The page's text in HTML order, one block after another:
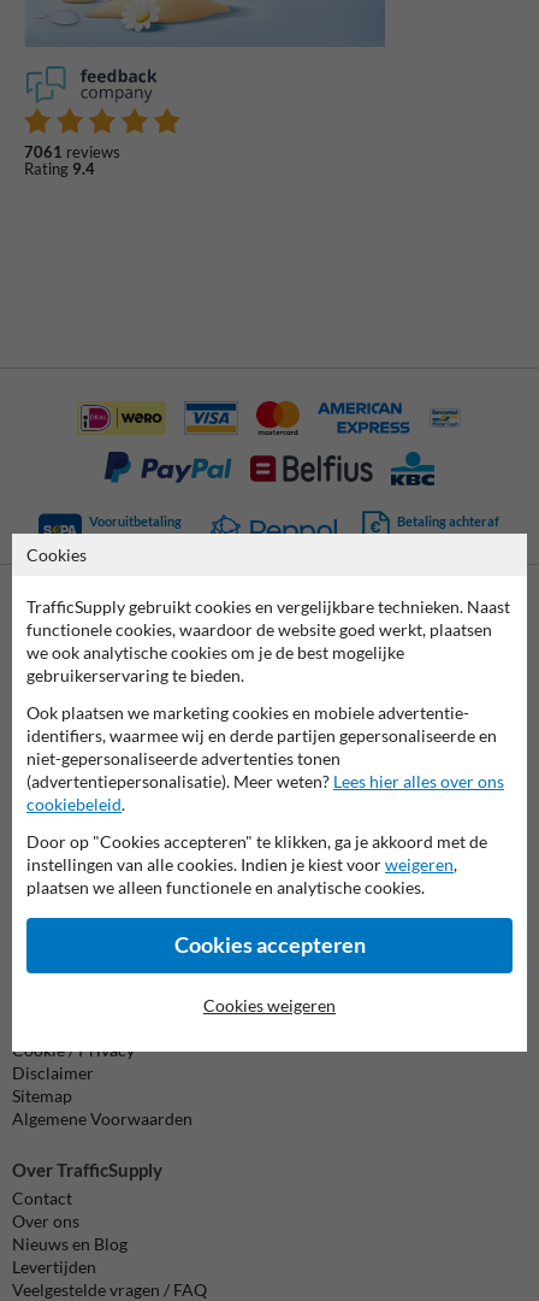
7061 reviews
Rating 9.4
Vooruitbetaling
per bank
Betaling achteraf
is mogelijk
Neem contact op met onze productspecialist
Matthias!
We zijn vandaag tot 17.00 telefonisch bereikbaar voor
011 495 473 bereikbaar tot 17.00
Chat met ons
info@trafficsupply.be
Cookie / Privacy
Disclaimer
Sitemap
Algemene Voorwaarden
Over TrafficSupply
Contact
Over ons
Nieuws en Blog
Levertijden
Veelgestelde vragen / FAQ
Cookies
TrafficSupply gebruikt cookies en vergelijkbare technieken. Naast
functionele cookies, waardoor de website goed werkt, plaatsen
we ook analytische cookies om je de best mogelijke
gebruikerservaring te bieden.
Ook plaatsen we marketing cookies en mobiele advertentie-
identifiers, waarmee wij en derde partijen gepersonaliseerde en
niet-gepersonaliseerde advertenties tonen
(advertentiepersonalisatie). Meer weten? Lees hier alles over ons
cookiebeleid.
Door op "Cookies accepteren" te klikken, ga je akkoord met de
instellingen van alle cookies. Indien je kiest voorweigeren,
plaatsen we alleen functionele en analytische cookies.
Cookies accepteren
Cookies weigeren